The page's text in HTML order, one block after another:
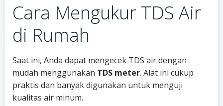
Cara Mengukur TDS Air
di Rumah
Saat ini, Anda dapat mengecek TDS air dengan
mudah menggunakan TDS meter. Alat ini cukup
praktis dan banyak digunakan untuk menguji
kualitas air minum.